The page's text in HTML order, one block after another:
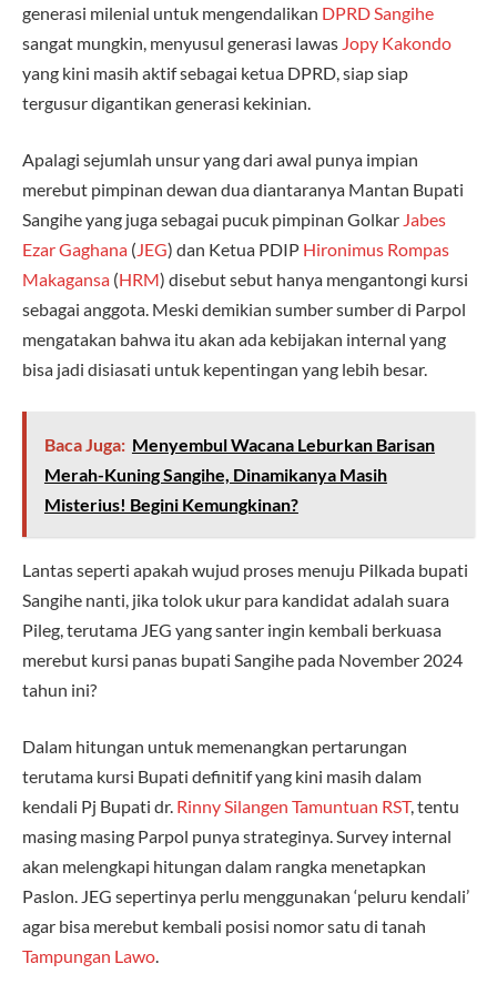
generasi milenial untuk mengendalikan DPRD Sangihe
sangat mungkin, menyusul generasi lawas Jopy Kakondo
yang kini masih aktif sebagai ketua DPRD, siap siap
tergusur digantikan generasi kekinian.
Apalagi sejumlah unsur yang dari awal punya impian
merebut pimpinan dewan dua diantaranya Mantan Bupati
Sangihe yang juga sebagai pucuk pimpinan Golkar Jabes
Ezar Gaghana (JEG) dan Ketua PDIP Hironimus Rompas
Makagansa (HRM) disebut sebut hanya mengantongi kursi
sebagai anggota. Meski demikian sumber sumber di Parpol
mengatakan bahwa itu akan ada kebijakan internal yang
bisa jadi disiasati untuk kepentingan yang lebih besar.
Baca Juga: Menyembul Wacana Leburkan Barisan
Merah-Kuning Sangihe, Dinamikanya Masih
Misterius! Begini Kemungkinan?
Lantas seperti apakah wujud proses menuju Pilkada bupati
Sangihe nanti, jika tolok ukur para kandidat adalah suara
Pileg, terutama JEG yang santer ingin kembali berkuasa
merebut kursi panas bupati Sangihe pada November 2024
tahun ini?
Dalam hitungan untuk memenangkan pertarungan
terutama kursi Bupati definitif yang kini masih dalam
kendali Pj Bupati dr. Rinny Silangen Tamuntuan RST, tentu
masing masing Parpol punya strateginya. Survey internal
akan melengkapi hitungan dalam rangka menetapkan
Paslon. JEG sepertinya perlu menggunakan ‘peluru kendali’
agar bisa merebut kembali posisi nomor satu di tanah
Tampungan Lawo.